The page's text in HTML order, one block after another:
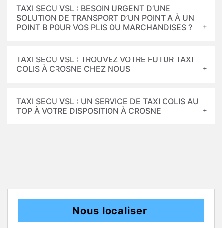
TAXI SECU VSL : BESOIN URGENT D’UNE
SOLUTION DE TRANSPORT D’UN POINT A À UN
POINT B POUR VOS PLIS OU MARCHANDISES ?
TAXI SECU VSL : TROUVEZ VOTRE FUTUR TAXI
COLIS À CROSNE CHEZ NOUS
TAXI SECU VSL : UN SERVICE DE TAXI COLIS AU
TOP À VOTRE DISPOSITION À CROSNE
Nous localiser